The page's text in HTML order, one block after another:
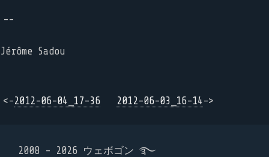
--
Jérôme Sadou
<-2012-06-04_17-36 2012-06-03_16-14->
2008 - 2026 ウェボゴン ࿐